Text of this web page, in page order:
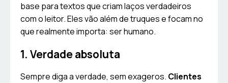
base para textos que criam laços verdadeiros
com o leitor. Eles vão além de truques e focam no
que realmente importa: ser humano.
1. Verdade absoluta
Sempre diga a verdade, sem exageros. Clientes